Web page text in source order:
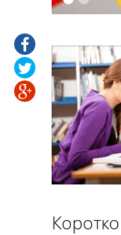
Усунення
раніше